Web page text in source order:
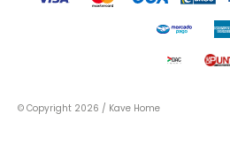
© Copyright 2026 / Kave Home